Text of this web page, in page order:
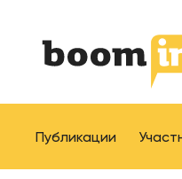
Публикации